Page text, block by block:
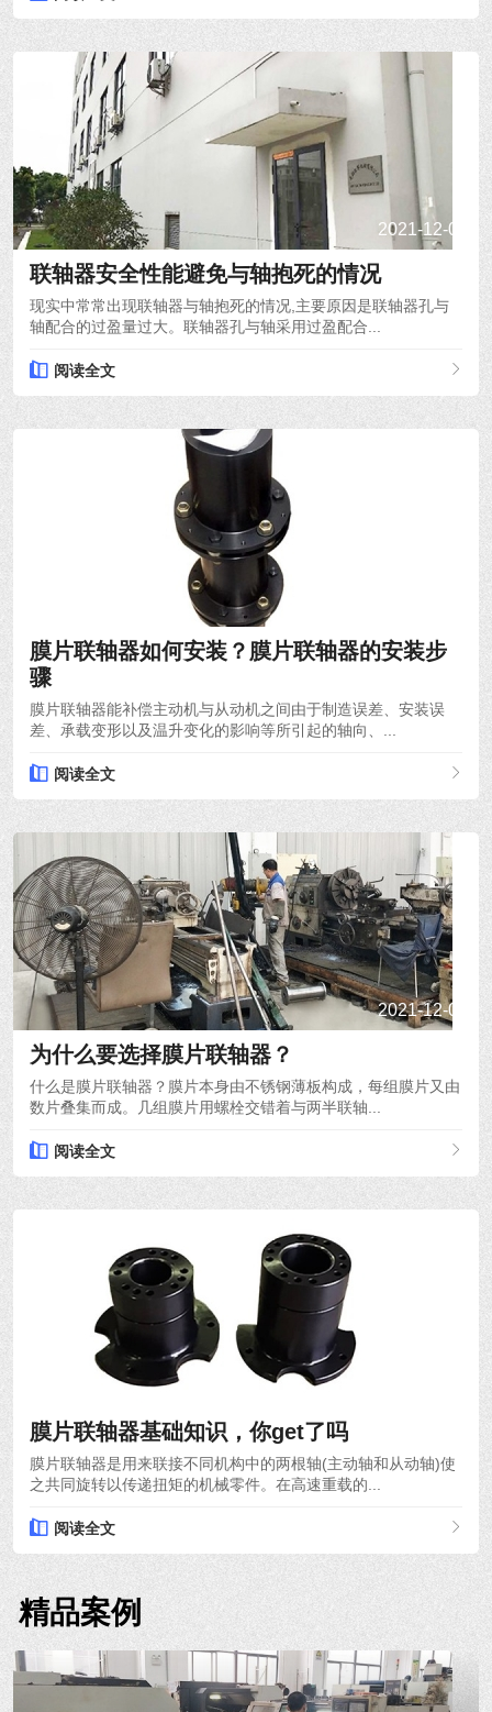
2021-12-08
联轴器安全性能避免与轴抱死的情况
现实中常常出现联轴器与轴抱死的情况,主要原因是联轴器孔与
轴配合的过盈量过大。联轴器孔与轴采用过盈配合...
阅读全文
膜片联轴器如何安装？膜片联轴器的安装步
骤
膜片联轴器能补偿主动机与从动机之间由于制造误差、安装误
差、承载变形以及温升变化的影响等所引起的轴向、...
阅读全文
2021-12-03
为什么要选择膜片联轴器？
什么是膜片联轴器？膜片本身由不锈钢薄板构成，每组膜片又由
数片叠集而成。几组膜片用螺栓交错着与两半联轴...
阅读全文
膜片联轴器基础知识，你get了吗
膜片联轴器是用来联接不同机构中的两根轴(主动轴和从动轴)使
之共同旋转以传递扭矩的机械零件。在高速重载的...
阅读全文
精品案例